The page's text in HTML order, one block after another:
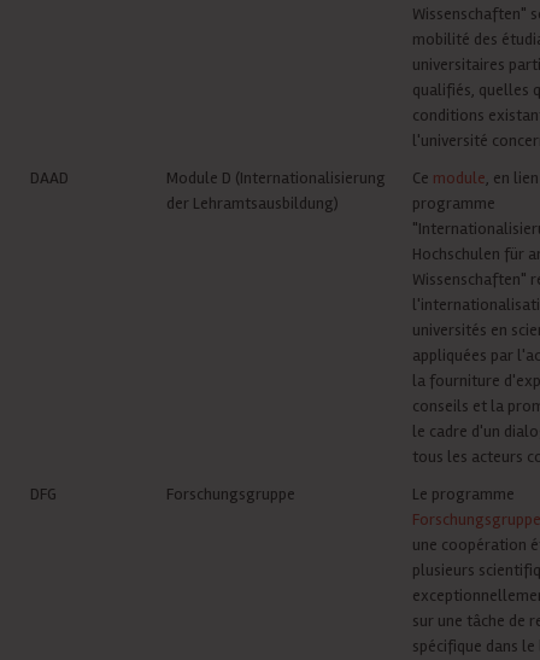
Wissenschaften"
mobilité des
universitaires
qualifiés, quelles
conditions
l'université
DAAD
Module D (Internationalisierung
der Lehramtsausbildung)
Ce module, en
programme
Hochschulen für
Wissenschaften"
universités en
appliquées par
la fourniture
conseils et la
le cadre d'un
tous les acteurs
DFG
Forschungsgruppe
Le programme
Forschungsgruppe
une coopération
plusieurs
sur une tâche de
spécifique dans